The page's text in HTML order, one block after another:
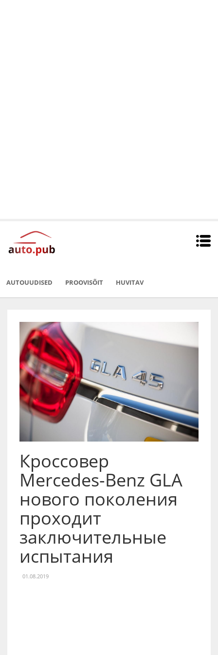
AUTOUUDISED PROOVISÕIT HUVITAV
Кроссовер
Mercedes-Benz GLA
нового поколения
проходит
заключительные
испытания
01.08.2019